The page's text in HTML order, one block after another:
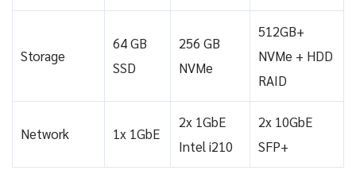
Storage
64 GB
SSD
256 GB
NVMe
512GB+
NVMe + HDD
RAID
Network 1x 1GbE
2x 1GbE
Intel i210
2x 10GbE
SFP+